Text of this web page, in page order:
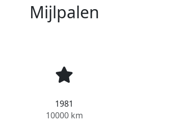
Mijlpalen
1981
10000 km